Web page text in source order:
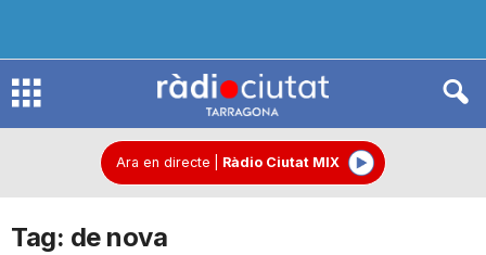
R
d
Ara en directe Ràdio Ciutat MIX
Tag: de nova